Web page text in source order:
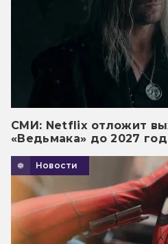
СМИ: Netflix отложит
«Ведьмака» до 2027
Новости